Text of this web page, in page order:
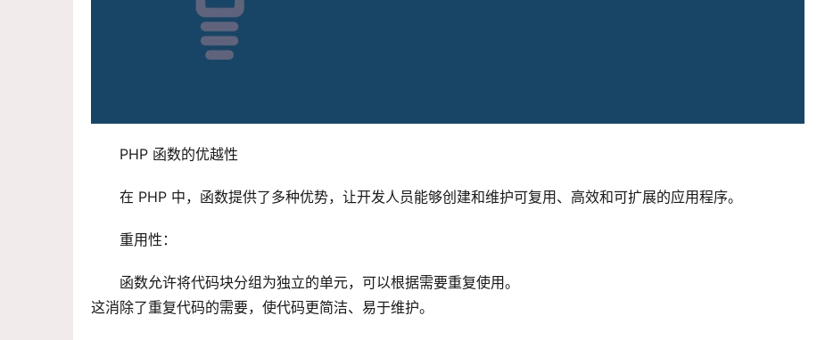
PHP 函数的优越性
在 PHP 中，函数提供了多种优势，让开发人员能够创建和维护可复用、高效和可扩展的应用程序。
重用性：
函数允许将代码块分组为独立的单元，可以根据需要重复使用。
这消除了重复代码的需要，使代码更简洁、易于维护。